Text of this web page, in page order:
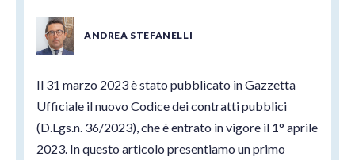
ANDREA STEFANELLI
Il 31 marzo 2023 è stato pubblicato in Gazzetta
Ufficiale il nuovo Codice dei contratti pubblici
(D.Lgs.n. 36/2023), che è entrato in vigore il 1° aprile
2023. In questo articolo presentiamo un primo